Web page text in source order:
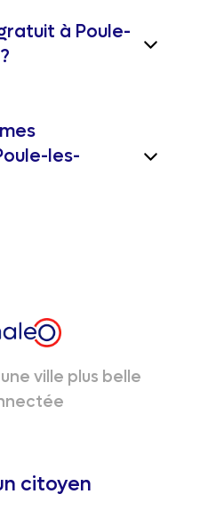
à Poule-
les-
ville plus belle
citoyen